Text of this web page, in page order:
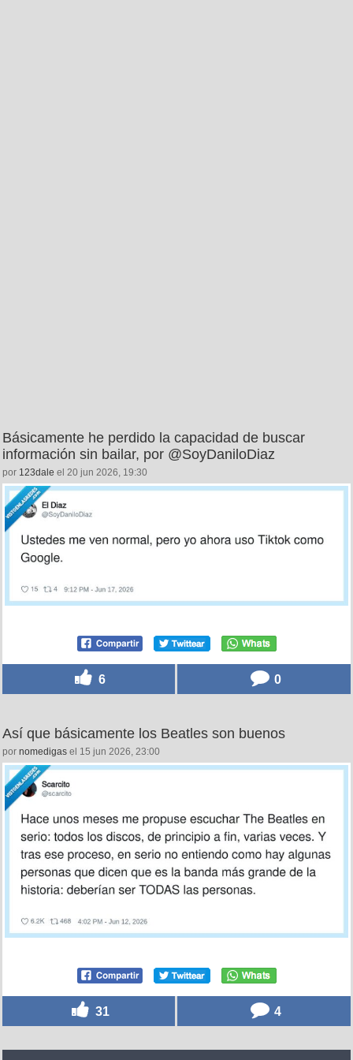
Básicamente he perdido la capacidad de buscar
información sin bailar, por @SoyDaniloDiaz
por 123dale el 20 jun 2026, 19:30
6 0
Así que básicamente los Beatles son buenos
por nomedigas el 15 jun 2026, 23:00
31 4